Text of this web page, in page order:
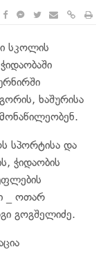
სკოლის
ხაშურისა
სპორტისა და
ჭიდაობის
_ ოთარ
გოგშელიძე.